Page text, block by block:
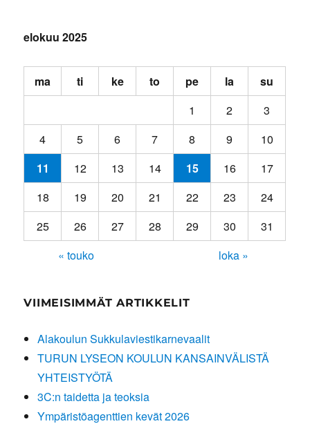
elokuu 2025
ma ti ke to pe la
su
1
2
3
4
5 6 7 8 9
10
11
12 13 14 15 16
17
18
19 20 21 22 23
24
25
26 27 28 29 30
31
« touko
loka »
VIIMEISIMMÄT ARTIKKELIT
Alakoulun Sukkulaviestikarnevaalit
TURUN LYSEON KOULUN KANSAINVÄLISTÄ
YHTEISTYÖTÄ
3C:n taidetta ja teoksia
Ympäristöagenttien kevät 2026